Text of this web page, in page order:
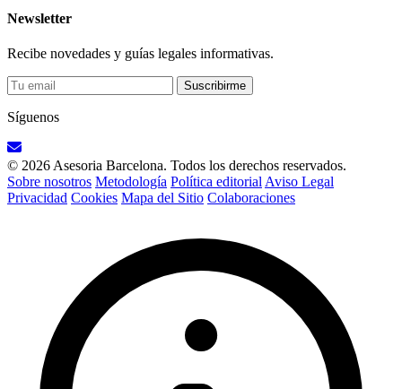
Newsletter
Recibe novedades y guías legales informativas.
Suscribirme
Síguenos
© 2026 Asesoria Barcelona. Todos los derechos reservados.
Sobre nosotros Metodología Política editorial Aviso Legal
Privacidad Cookies Mapa del Sitio Colaboraciones